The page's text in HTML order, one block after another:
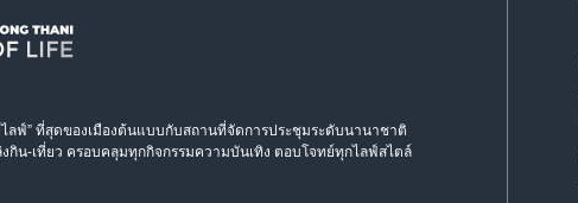
ลฟ์” ที่สุดของเมืองต้นแบบกับสถานที่จัดการประชุมระดับนานาชาติ
กิน-เที่ยว ครอบคลุมทุกกิจกรรมความบันเทิง ตอบโจทย์ทุกไลฟ์สไตล์